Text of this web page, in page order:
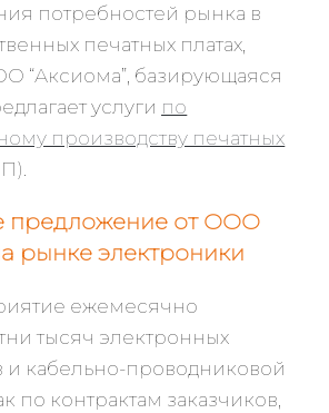
потребностей рынка в
печатных платах,
“Аксиома”, базирующаяся
услуги по
производству печатных
предложение от ООО
рынке электроники
ежемесячно
тысяч электронных
и кабельно-проводниковой
по контрактам заказчиков,